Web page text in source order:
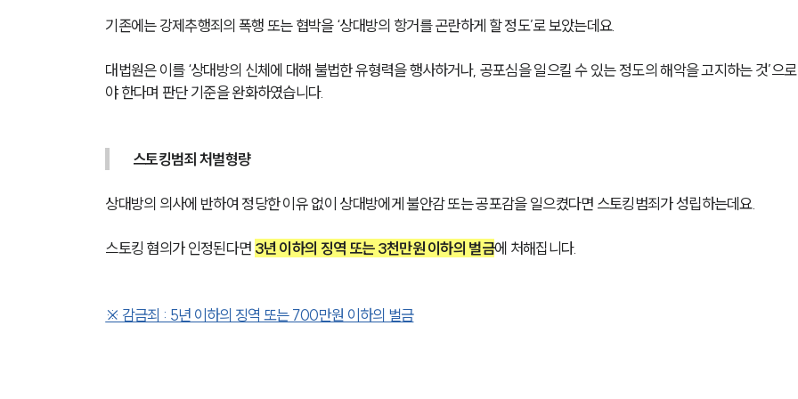
기존에는 강제추행죄의 폭행 또는 협박을 ‘상대방의 항거를 곤란하게 할 정도’로 보았는데요.
대법원은 이를 ‘상대방의 신체에 대해 불법한 유형력을 행사하거나, 공포심을 일으킬 수 있는 정도의 해악을 고지하는 것’으
야 한다며 판단 기준을 완화하였습니다.
스토킹범죄 처벌형량
상대방의 의사에 반하여 정당한 이유 없이 상대방에게 불안감 또는 공포감을 일으켰다면 스토킹범죄가 성립하는데요.
스토킹 혐의가 인정된다면 3년 이하의 징역 또는 3천만원 이하의 벌금에 처해집니다.
※ 감금죄 : 5년 이하의 징역 또는 700만원 이하의 벌금